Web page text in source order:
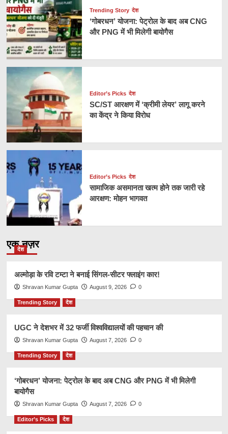
Trending Story देश
‘गोबरधन’ योजना: पेट्रोल के बाद अब CNG
और PNG में भी मिलेगी बायोगैस
Editor’s Picks देश
SC/ST आरक्षण में ‘क्रीमी लेयर’ लागू करने
का केंद्र ने किया विरोध
Editor’s Picks देश
सामाजिक असमानता खत्म होने तक जारी रहे
आरक्षण: मोहन भागवत
एक नज़र
देश
अल्मोड़ा के रवि टम्टा ने बनाई सिंगल-सीटर फ्लाइंग कार!
Shravan Kumar Gupta August 9, 2026 0
Trending Story देश
UGC ने देशभर में 32 फर्जी विश्वविद्यालयों की पहचान की
Shravan Kumar Gupta August 7, 2026 0
Trending Story देश
‘गोबरधन’ योजना: पेट्रोल के बाद अब CNG और PNG में भी मिलेगी
बायोगैस
Shravan Kumar Gupta August 7, 2026 0
Editor’s Picks देश